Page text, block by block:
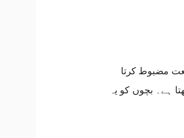
مضبوط کرتا
ہے۔ بچوں کو یہ